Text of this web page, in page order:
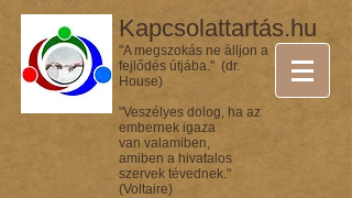
Kapcsolattartás.hu
"A megszokás ne álljon a
fejlődés útjába." (dr.
House)
"Veszélyes dolog, ha az
embernek igaza
van valamiben,
amiben a hivatalos
szervek tévednek."
(Voltaire)